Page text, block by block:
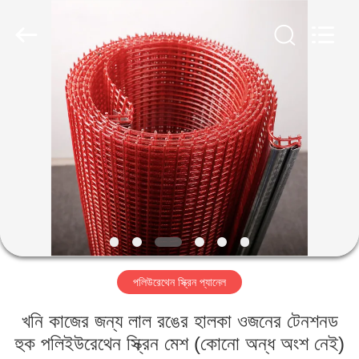
কারখানা
মান
পলিউরেথেন স্ক্রিন প্যানেল
খনি কাজের জন্য লাল রঙের হালকা ওজনের টেনশনড
হুক পলিইউরেথেন স্ক্রিন মেশ (কোনো অন্ধ অংশ নেই)